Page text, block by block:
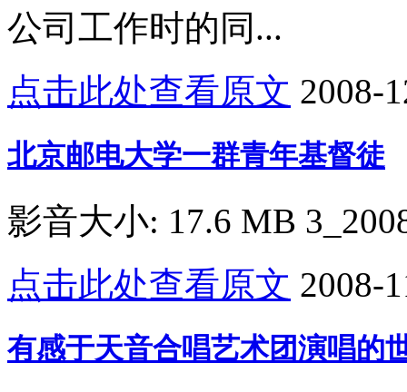
公司工作时的同...
点击此处查看原文 2008-
北京邮电大学一群青年基督徒
影音大小: 17.6 MB
点击此处查看原文 2008-
有感于天音合唱艺术团演唱的